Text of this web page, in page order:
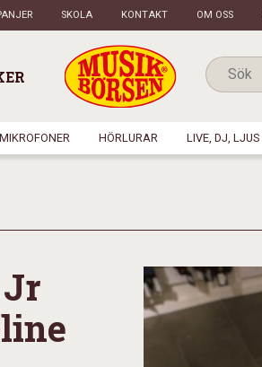
SKOLA KONTAKT OM OSS
MIKROFONER HÖRLURAR LIVE, DJ, LJUS